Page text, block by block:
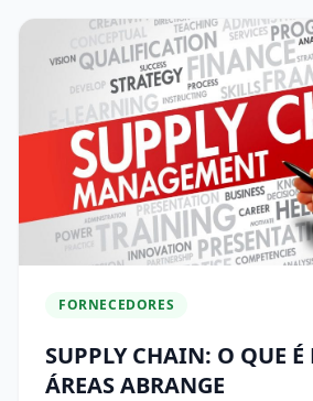
FORNECEDORES
SUPPLY CHAIN: O QUE É
ÁREAS ABRANGE